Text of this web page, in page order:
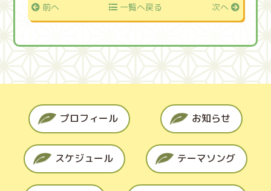
前へ 一覧へ戻る 次へ
プロフィール お知らせ
スケジュール テーマソング